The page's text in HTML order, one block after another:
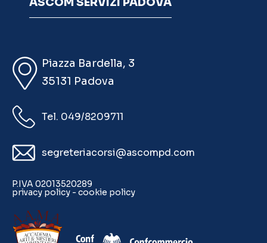
Piazza Bardella, 3
35131 Padova
Tel. 049/8209711
segreteriacorsi@ascompd.com
P.IVA 02013520289
privacy policy - cookie policy